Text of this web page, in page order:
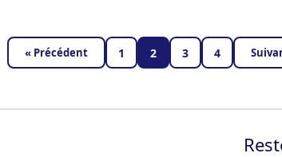
« Précédent 1 2 3 4